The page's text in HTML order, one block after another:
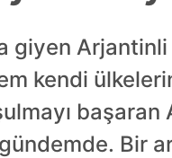
giyen
kendi
Bir